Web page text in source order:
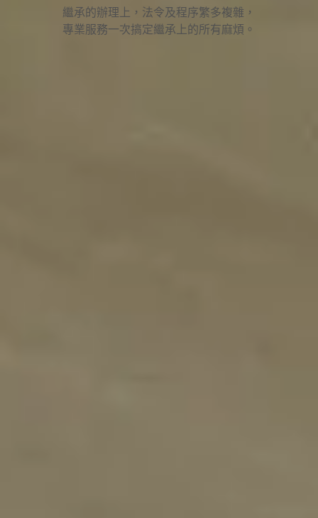
繼承的辦理上，法令及程序繁多複雜，
專業服務一次搞定繼承上的所有麻煩。